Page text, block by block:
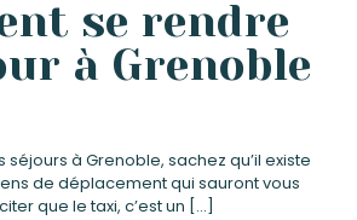
se rendre
à Grenoble
séjours à Grenoble, sachez qu’il existe
de déplacement qui sauront vous
que le taxi, c’est un […]